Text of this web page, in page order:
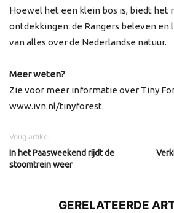
Hoewel het een klein bos is, biedt het
ontdekkingen: de Rangers beleven en
van alles over de Nederlandse natuur.
Meer weten?
Zie voor meer informatie over Tiny
www.ivn.nl/tinyforest.
Vorig artikel
In het Paasweekend rijdt de
stoomtrein weer
GERELATEERDE